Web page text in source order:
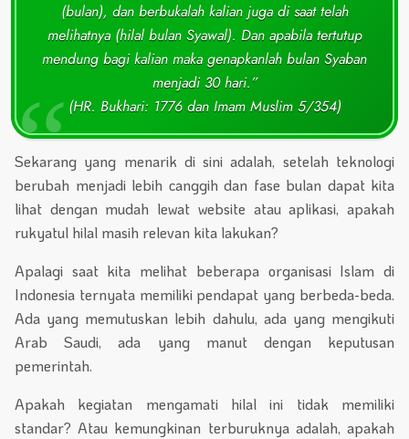
(bulan), dan berbukalah kalian juga di saat telah
melihatnya (hilal bulan Syawal). Dan apabila tertutup
mendung bagi kalian maka genapkanlah bulan Syaban
menjadi 30 hari.”
(HR. Bukhari: 1776 dan Imam Muslim 5/354)
Sekarang yang menarik di sini adalah, setelah teknologi
berubah menjadi lebih canggih dan fase bulan dapat kita
lihat dengan mudah lewat website atau aplikasi, apakah
rukyatul hilal masih relevan kita lakukan?
Apalagi saat kita melihat beberapa organisasi Islam di
Indonesia ternyata memiliki pendapat yang berbeda-beda.
Ada yang memutuskan lebih dahulu, ada yang mengikuti
Arab Saudi, ada yang manut dengan keputusan
pemerintah.
Apakah kegiatan mengamati hilal ini tidak memiliki
standar? Atau kemungkinan terburuknya adalah, apakah